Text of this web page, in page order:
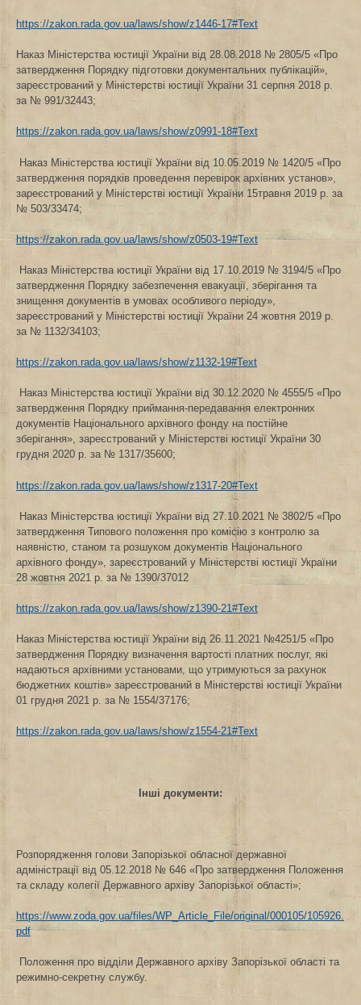
https://zakon.rada.gov.ua/laws/show/z1446-17#Text
Наказ Міністерства юстиції України від 28.08.2018 № 2805/5 «Про
затвердження Порядку підготовки документальних публікацій»,
зареєстрований у Міністерстві юстиції України 31 серпня 2018 р.
за № 991/32443;
https://zakon.rada.gov.ua/laws/show/z0991-18#Text
Наказ Міністерства юстиції України від 10.05.2019 № 1420/5 «Про
затвердження порядків проведення перевірок архівних установ»,
зареєстрований у Міністерстві юстиції України 15травня 2019 р. за
№ 503/33474;
https://zakon.rada.gov.ua/laws/show/z0503-19#Text
Наказ Міністерства юстиції України від 17.10.2019 № 3194/5 «Про
затвердження Порядку забезпечення евакуації, зберігання та
знищення документів в умовах особливого періоду»,
зареєстрований у Міністерстві юстиції України 24 жовтня 2019 р.
за № 1132/34103;
https://zakon.rada.gov.ua/laws/show/z1132-19#Text
Наказ Міністерства юстиції України від 30.12.2020 № 4555/5 «Про
затвердження Порядку приймання-передавання електронних
документів Національного архівного фонду на постійне
зберігання», зареєстрований у Міністерстві юстиції України 30
грудня 2020 р. за № 1317/35600;
https://zakon.rada.gov.ua/laws/show/z1317-20#Text
Наказ Міністерства юстиції України від 27.10.2021 № 3802/5 «Про
затвердження Типового положення про комісію з контролю за
наявністю, станом та розшуком документів Національного
архівного фонду», зареєстрований у Міністерстві юстиції України
28 жовтня 2021 р. за № 1390/37012
https://zakon.rada.gov.ua/laws/show/z1390-21#Text
Наказ Міністерства юстиції України від 26.11.2021 №4251/5 «Про
затвердження Порядку визначення вартості платних послуг, які
надаються архівними установами, що утримуються за рахунок
бюджетних коштів» зареєстрований в Міністерстві юстиції України
01 грудня 2021 р. за № 1554/37176;
https://zakon.rada.gov.ua/laws/show/z1554-21#Text
Інші документи:
Розпорядження голови Запорізької обласної державної
адміністрації від 05.12.2018 № 646 «Про затвердження Положення
та складу колегії Державного архіву Запорізької області»;
https://www.zoda.gov.ua/files/WP_Article_File/original/000105/105926.
pdf
Положення про відділи Державного архіву Запорізької області та
режимно-секретну службу.